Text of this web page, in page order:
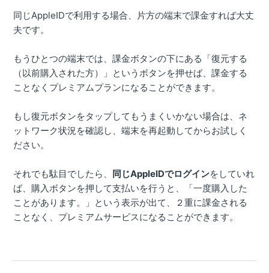
同じAppleIDで利用する場合、片方の端末で課金すれば大丈
夫です。
もうひとつの端末では、課金ボタンの下にある「復元する
（以前購入された方）」というボタンを押せば、課金する
ことなくプレミアムプランになることができます。
もし復元ボタンをタップしてもうまくいかない場合は、ネ
ットワーク状況を確認し、端末を再起動してからお試しく
ださい。
それでも駄目でしたら、 同じAppleIDでログインをしていれ
ば、購入ボタンを押して支払いを行うと、「一度購入した
ことがあります。」という表示が出て、２重に課金される
ことなく、プレミアムサービスになることができます。